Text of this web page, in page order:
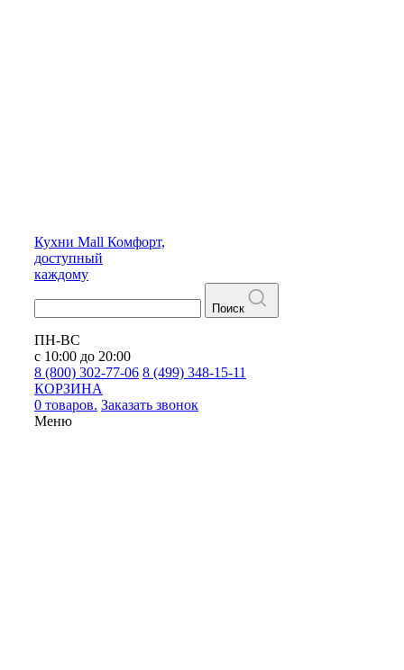
Кухни Mall Комфорт,
доступный
каждому
Поиск
ПН-ВС
с 10:00 до 20:00
8 (800) 302-77-06 8 (499) 348-15-11
КОРЗИНА
0 товаров. Заказать звонок
Меню